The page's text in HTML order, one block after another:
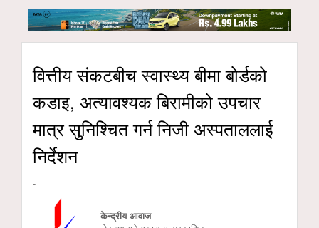
वित्तीय संकटबीच स्वास्थ्य बीमा बोर्डको
कडाइ, अत्यावश्यक बिरामीको उपचार
मात्र सुनिश्चित गर्न निजी अस्पताललाई
निर्देशन
-
केन्द्रीय आवाज